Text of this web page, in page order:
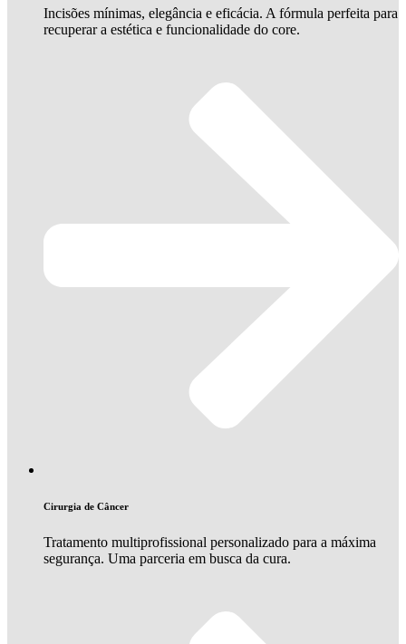
Incisões mínimas, elegância e eficácia. A fórmula perfeita para
recuperar a estética e funcionalidade do core.
Cirurgia de Câncer
Tratamento multiprofissional personalizado para a máxima
segurança. Uma parceria em busca da cura.